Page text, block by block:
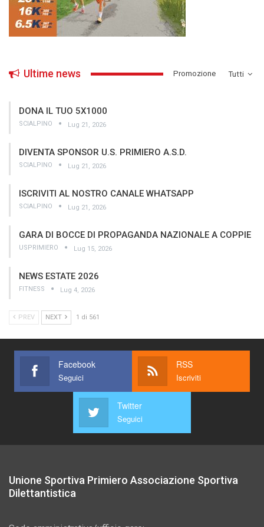
Tutti
Ultime news ­Promozione
DONA IL TUO 5X1000
SCIALPINO Lug 21, 2026
DIVENTA SPONSOR U.S. PRIMIERO A.S.D.
SCIALPINO Lug 21, 2026
ISCRIVITI AL NOSTRO CANALE WHATSAPP
SCIALPINO Lug 21, 2026
GARA DI BOCCE DI PROPAGANDA NAZIONALE A COPPIE
USPRIMIERO Lug 15, 2026
NEWS ESTATE 2026
FITNESS Lug 4, 2026
PREV NEXT 1 di 561
Facebook
Seguici
RSS
Iscriviti
Twitter
Seguici
Unione Sportiva Primiero Associazione Sportiva
Dilettantistica